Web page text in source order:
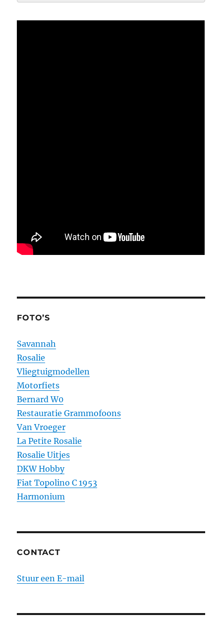
FOTO’S
Savannah
Rosalie
Vliegtuigmodellen
Motorfiets
Bernard W0
Restauratie Grammofoons
Van Vroeger
La Petite Rosalie
Rosalie Uitjes
DKW Hobby
Fiat Topolino C 1953
Harmonium
CONTACT
Stuur een E-mail